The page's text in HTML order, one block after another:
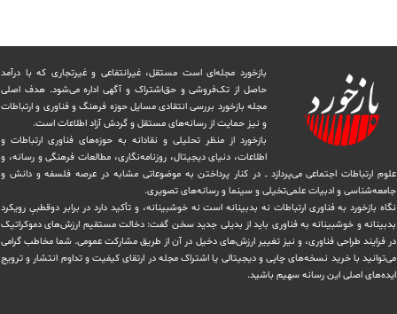
بازخورد مجله‌ای است مستقل، غیرانتفاعی و غیرتجاری که با درآمد
حاصل از تک‌فروشی و حق‌اشتراک و آگهی اداره می‌شود. ‏هدف اصلی
مجله بازخورد بررسی انتقادی مسایل حوزه فرهنگ و فناوری و ارتباطات
و نیز حمایت از رسانه‌های مستقل و‌ گردش ‏آزاد اطلاعات است.
بازخورد از منظر تحلیلی و نقادانه به حوزه‌های فناوری ارتباطات و
اطلاعات، دنیای دیجیتال، روزنامه‌نگاری، ‏مطالعات فرهنگی و رسانه، و
علوم ارتباطات اجتماعی می‌پردازد ــ در کنار پرداختن به موضوعاتی مشابه در عرصه فلسفه و دانش و
‏جامعه‌شناسی و ادبیات علمی‌تخیلی و سینما و رسانه‌های تصویری.
نگاه بازخورد به فناوری ارتباطات نه بدبینانه است نه خوشبینانه، و تأکید دارد ‏در برابر دوقطبیِ رویکرد
بدبینانه و خوشبینانه به فناوری باید از بدیلی جدید سخن گفت: دخالت مستقیم ارزش‌های دموکراتیک
در ‏فرایند طراحی فناوری، و نیز تغییر ارزش‌های دخيل در آن از طریق مشاركت عمومی. شما مخاطب گرامی
می‌توانید با خرید نسخه‌های چاپی و دیجیتالی یا ‏اشتراک مجله در ارتقای کیفیت و تداوم انتشار و ترویج
ایده‌های اصلی این رسانه سهیم باشید.